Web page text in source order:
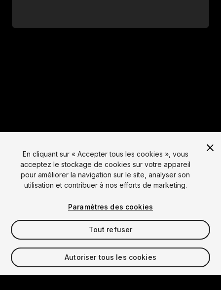
EnglishFrançaisDeutschBahasa IndonesiaItaliano日本語
한국어
РусскийEspañol
Copyright © 2025 Unity Technologies
LégalPolitique de confidentialitéCookies
En cliquant sur « Accepter tous les cookies », vous
acceptez le stockage de cookies sur votre appareil
pour améliorer la navigation sur le site, analyser son
utilisation et contribuer à nos efforts de marketing.
Paramètres des cookies
Tout refuser
Autoriser tous les cookies